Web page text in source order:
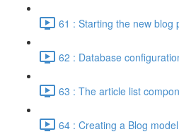
61 : Starting the new blog
62 : Database
63 : The article list
64 : Creating a Blog